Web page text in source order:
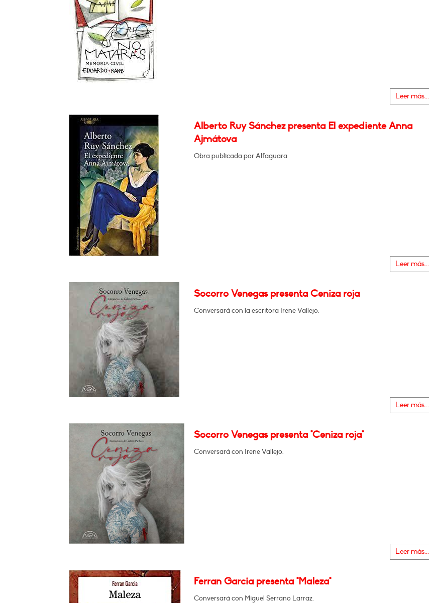
Leer más...
Alberto Ruy Sánchez presenta El expediente Anna
Ajmátova
Obra publicada por Alfaguara
Leer más...
Socorro Venegas presenta Ceniza roja
Conversará con la escritora Irene Vallejo.
Leer más...
Socorro Venegas presenta "Ceniza roja"
Conversará con Irene Vallejo.
Leer más...
Ferran Garcia presenta "Maleza"
Conversará con Miguel Serrano Larraz.